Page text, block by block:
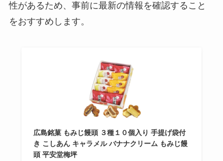
性があるため、事前に最新の情報を確認すること
をおすすめします。
広島銘菓 もみじ饅頭 ３種１０個入り 手提げ袋付
き こしあん キャラメル バナナクリーム もみじ饅
頭 平安堂梅坪